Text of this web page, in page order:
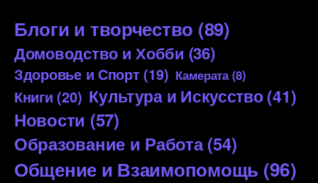
Блоги и творчество (89)
Домоводство и Хобби (36)
Здоровье и Спорт(19) Камерата(8)
Книги (20) Культура и Искусство(41)
Новости (57)
Образование и Работа(54)
Общение и Взаимопомощь (96)